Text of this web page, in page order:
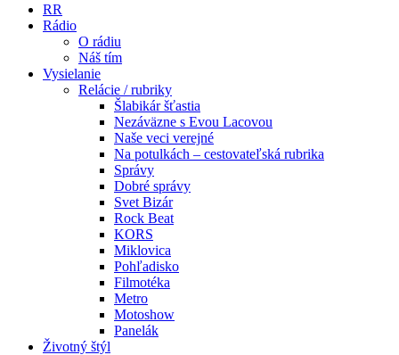
RR
Rádio
O rádiu
Náš tím
Vysielanie
Relácie / rubriky
Šlabikár šťastia
Nezáväzne s Evou Lacovou
Naše veci verejné
Na potulkách – cestovateľská rubrika
Správy
Dobré správy
Svet Bizár
Rock Beat
KORS
Miklovica
Pohľadisko
Filmotéka
Metro
Motoshow
Panelák
Životný štýl